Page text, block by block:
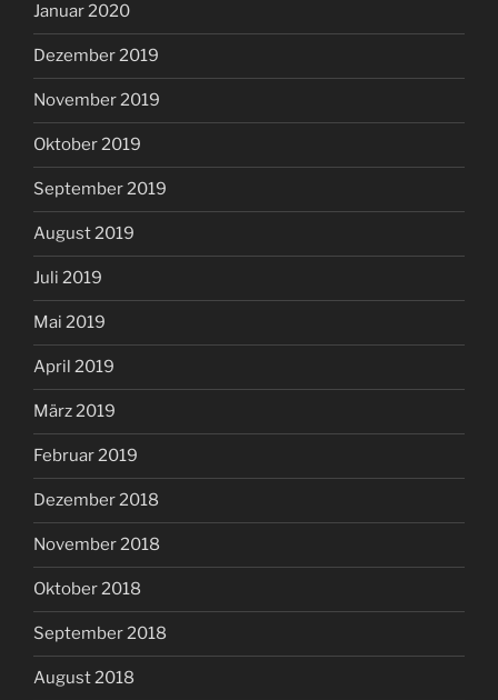
Januar 2020
Dezember 2019
November 2019
Oktober 2019
September 2019
August 2019
Juli 2019
Mai 2019
April 2019
März 2019
Februar 2019
Dezember 2018
November 2018
Oktober 2018
September 2018
August 2018